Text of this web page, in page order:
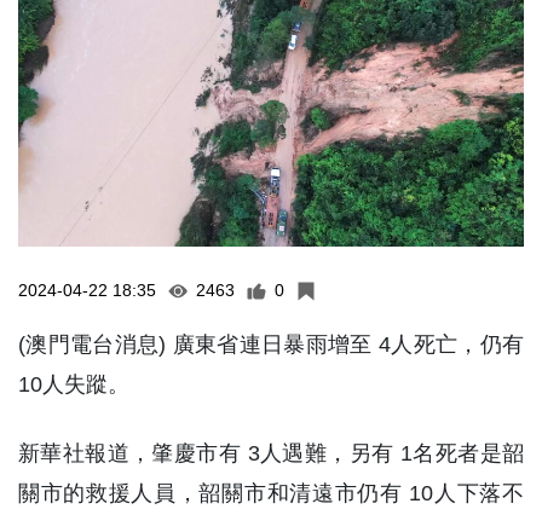
2024-04-22 18:35 2463 0
(澳門電台消息) 廣東省連日暴雨增至 4人死亡，仍有
10人失蹤。
新華社報道，肇慶市有 3人遇難，另有 1名死者是韶
關市的救援人員，韶關市和清遠市仍有 10人下落不